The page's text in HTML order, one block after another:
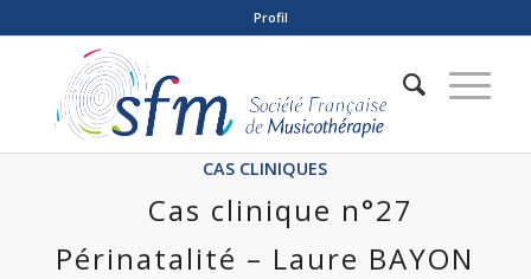
Profil
CAS CLINIQUES
Cas clinique n°27
Périnatalité – Laure BAYON